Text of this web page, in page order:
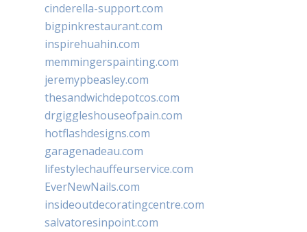
cinderella-support.com
bigpinkrestaurant.com
inspirehuahin.com
memmingerspainting.com
jeremypbeasley.com
thesandwichdepotcos.com
drgiggleshouseofpain.com
hotflashdesigns.com
garagenadeau.com
lifestylechauffeurservice.com
EverNewNails.com
insideoutdecoratingcentre.com
salvatoresinpoint.com